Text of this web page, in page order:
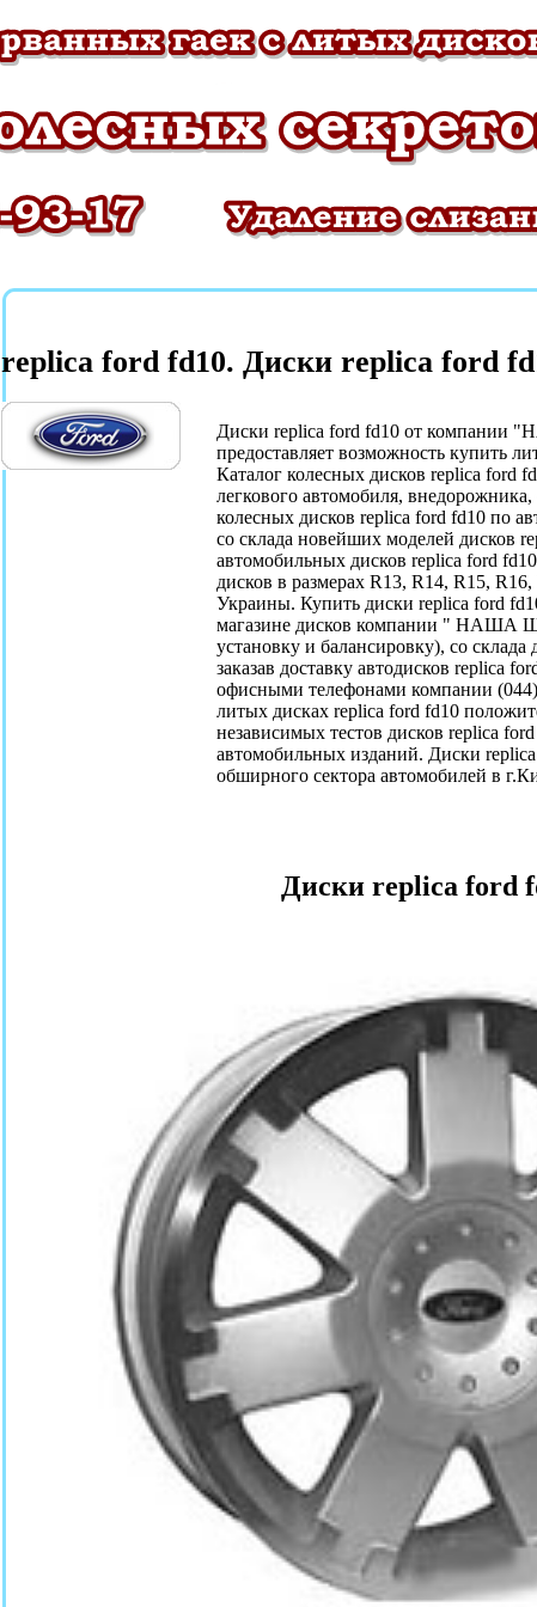
replica ford fd10. Диски replica ford
Диски replica ford fd10 от
предоставляет возможность купить
Каталог колесных дисков replica ford
легкового автомобиля,
колесных дисков replica ford fd10 по
со склада новейших моделей дисков
автомобильных дисков replica ford
дисков в размерах R13, R14, R15,
Украины. Купить диски replica ford
магазине дисков компании " НАША
установку и балансировку), со
заказав доставку автодисков replica
офисными телефонами компании
литых дисках replica ford fd10
независимых тестов дисков replica
автомобильных изданий. Диски
обширного сектора автомобилей в
Диски replica ford